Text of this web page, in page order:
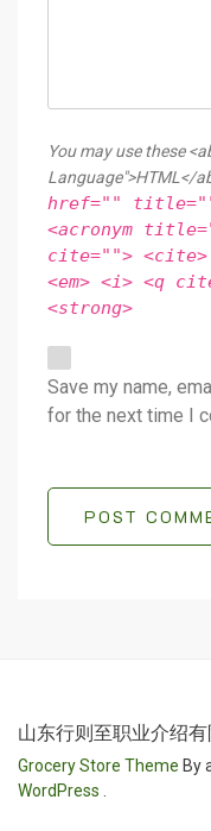
You may use these
Language">HTML</
href=""
<acronym
cite=""> <cite>
<em> <i> <q
<strong>
Save my name,
for the next time I
POST
山东行则至职业介绍
Grocery Store Theme By
WordPress